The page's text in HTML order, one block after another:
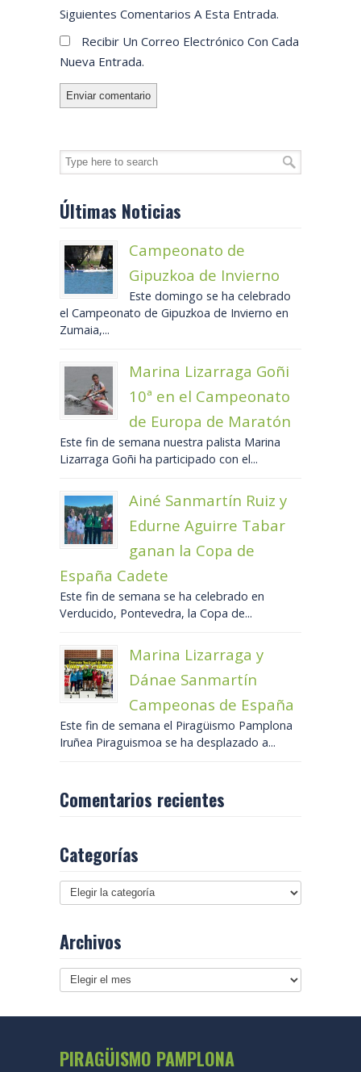
Siguientes Comentarios A Esta Entrada.
Recibir Un Correo Electrónico Con Cada
Nueva Entrada.
Últimas Noticias
Campeonato de
Gipuzkoa de Invierno
Este domingo se ha celebrado
el Campeonato de Gipuzkoa de Invierno en
Zumaia,...
Marina Lizarraga Goñi
10ª en el Campeonato
de Europa de Maratón
Este fin de semana nuestra palista Marina
Lizarraga Goñi ha participado con el...
Ainé Sanmartín Ruiz y
Edurne Aguirre Tabar
ganan la Copa de
España Cadete
Este fin de semana se ha celebrado en
Verducido, Pontevedra, la Copa de...
Marina Lizarraga y
Dánae Sanmartín
Campeonas de España
Este fin de semana el Piragüismo Pamplona
Iruñea Piraguismoa se ha desplazado a...
Comentarios recientes
Categorías
Archivos
Archivos
PIRAGÜISMO PAMPLONA